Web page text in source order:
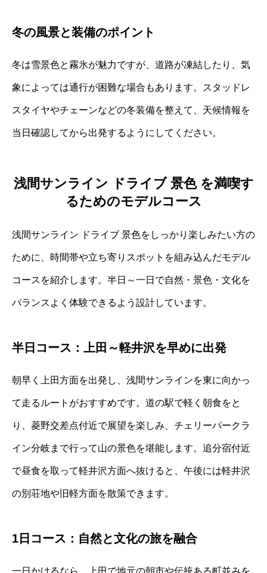
冬の風景と装備のポイント
冬は雪景色と霧氷が魅力ですが、道路が凍結したり、気
象によっては通行が困難な場合もあります。スタッドレ
スタイヤやチェーンなどの冬装備を整えて、天候情報を
当日確認してから出発するようにしてください。
浅間サンライン ドライブ 景色 を満喫す
るためのモデルコース
浅間サンライン ドライブ 景色をしっかり楽しみたい方の
ために、時間帯や立ち寄りスポットを組み込んだモデル
コースを紹介します。半日～一日で自然・景色・文化を
バランスよく体験できるよう設計しています。
半日コース：上田～軽井沢を早めに出発
朝早く上田方面を出発し、浅間サンラインを東に向かっ
て走るルートがおすすめです。道の駅で軽く朝食をと
り、菱野交差点付近で展望を楽しみ、チェリーパークラ
イン分岐まで行って山の景色を堪能します。追分宿付近
で昼食を取って軽井沢方面へ抜けると、午後には軽井沢
の別荘地や旧軽方面を散策できます。
1日コース：自然と文化の旅を融合
一日かけるなら、上田で地元の朝市や伝統ある町並みを